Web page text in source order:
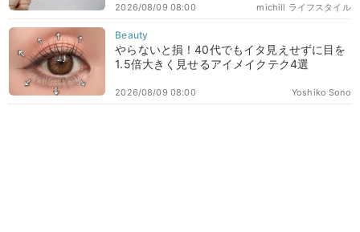
michill ライフスタイル
2026/08/09 08:00
やらないと損！40代でもイタ見えせずに目を
1.5倍大きく見せるアイメイクテク4選
Yoshiko Sono
2026/08/09 08:00